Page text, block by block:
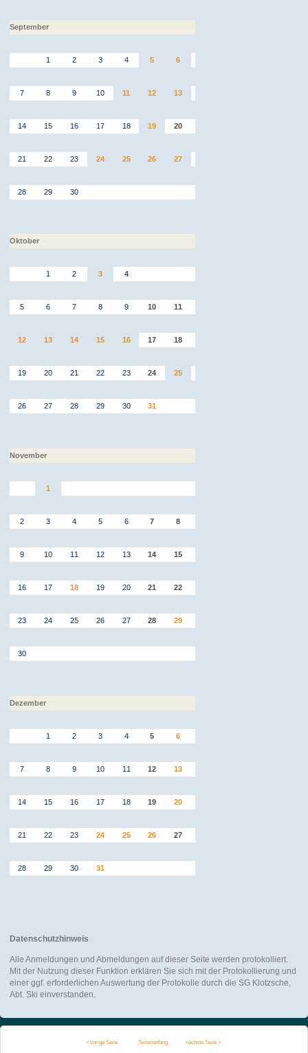
September
1 2 3 4 5 6
7 8 9 10 11 12 13
14 15 16 17 18 19 20
21 22 23 24 25 26 27
28 29 30
Oktober
1 2 3 4
5 6 7 8 9 10 11
12 13 14 15 16 17 18
19 20 21 22 23 24 25
26 27 28 29 30 31
November
1
2 3 4 5 6 7 8
9 10 11 12 13 14 15
16 17 18 19 20 21 22
23 24 25 26 27 28 29
30
Dezember
1 2 3 4 5 6
7 8 9 10 11 12 13
14 15 16 17 18 19 20
21 22 23 24 25 26 27
28 29 30 31
Datenschutzhinweis
Alle Anmeldungen und Abmeldungen auf dieser Seite werden protokolliert.
Mit der Nutzung dieser Funktion erklären Sie sich mit der Protokollierung und
einer ggf. erforderlichen Auswertung der Protokolle durch die SG Klotzsche,
Abt. Ski einverstanden.
« vorige Seite Seitenanfang nächste Seite »